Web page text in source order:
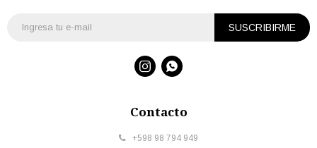
Contacto
+598 98 794 949
SUSCRIBIRME
 